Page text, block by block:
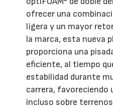
ofrecer una
ligera y un mayor
la marca, esta nueva
proporciona una
eficiente, al tiempo
estabilidad durante
carrera, favoreciendo
incluso sobre